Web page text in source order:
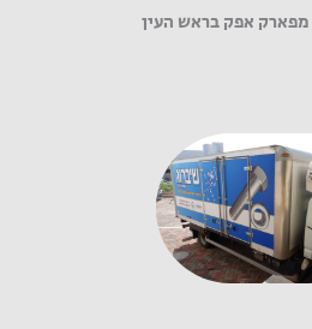
מפארק אפק בראש העין